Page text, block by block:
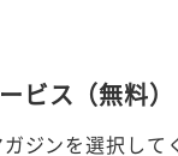
ビス（無料）
ジンを選択して